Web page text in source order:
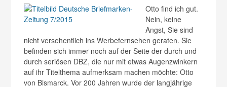
Otto find ich gut.
Nein, keine
Angst, Sie sind
nicht versehentlich ins Werbefernsehen geraten. Sie
befinden sich immer noch auf der Seite der durch und
durch seriösen DBZ, die nur mit etwas Augenzwinkern
auf ihr Titelthema aufmerksam machen möchte: Otto
von Bismarck. Vor 200 Jahren wurde der langjährige